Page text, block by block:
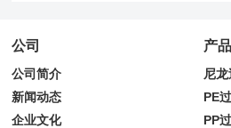
公司
公司简介
新闻动态
企业文化
产品
尼
PE
PP